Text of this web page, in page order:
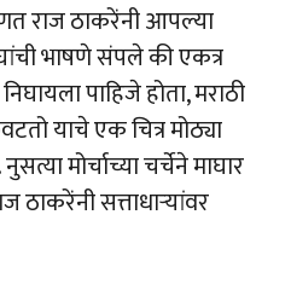
राज ठाकरेंनी आपल्या
भाषणे संपले की एकत्र
पाहिजे होता, मराठी
याचे एक चित्र मोठ्या
मोर्चाच्या चर्चेने माघार
ठाकरेंनी सत्ताधाऱ्यांवर